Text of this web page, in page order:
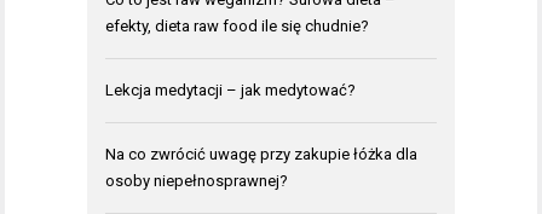
efekty, dieta raw food ile się chudnie?
Lekcja medytacji – jak medytować?
Na co zwrócić uwagę przy zakupie łóżka dla
osoby niepełnosprawnej?